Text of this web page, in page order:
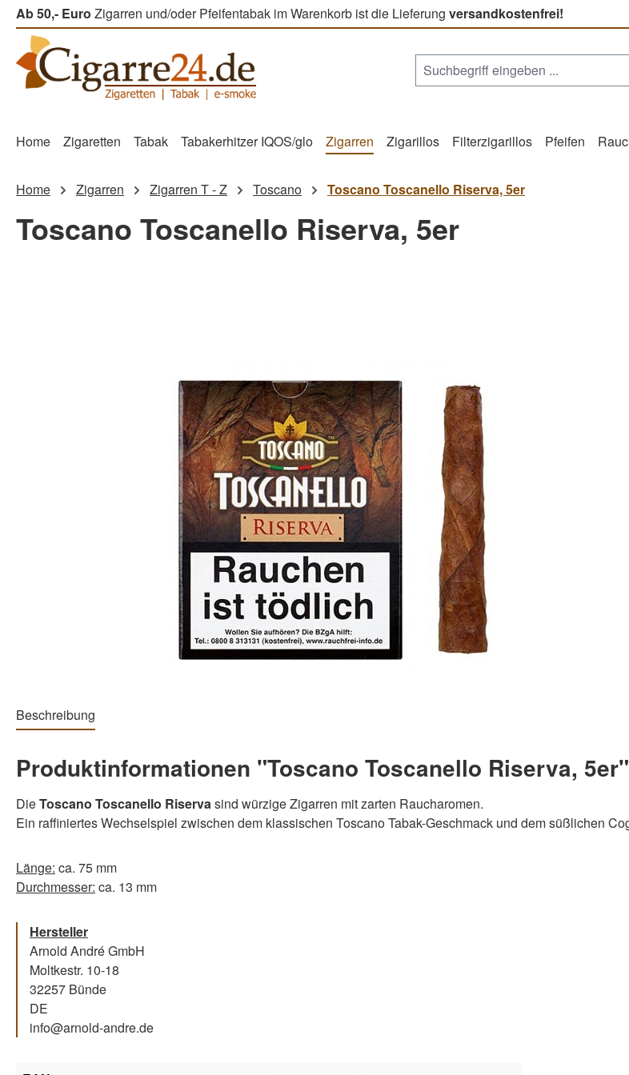
Hauptinhalt springen
Zur Suche springen
Zur Hauptnavigation springen
Ab 50,- Euro Zigarren und/oder Pfeifentabak im Warenkorb ist die Lieferung versandkostenfrei!
Home Zigaretten Tabak Tabakerhitzer IQOS/glo Zigarren Zigarillos Filterzigarillos Pfeifen
Home Zigarren Zigarren T - Z Toscano Toscano Toscanello Riserva, 5er
Toscano Toscanello Riserva, 5er
Beschreibung
Produktinformationen "Toscano Toscanello Riserva, 5er"
DieToscano Toscanello Riservasind würzige Zigarren mit zarten Raucharomen.
Ein raffiniertes Wechselspiel zwischen dem klassischen Toscano Tabak-Geschmack und dem süßlichen
Länge: ca. 75 mm
Durchmesser: ca. 13 mm
Hersteller
Arnold André GmbH
Moltkestr. 10-18
32257 Bünde
DE
info@arnold-andre.de